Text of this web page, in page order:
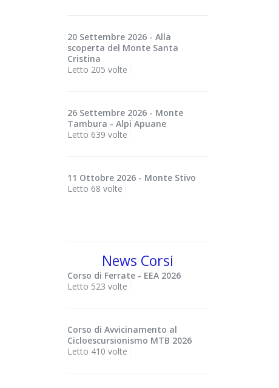
20 Settembre 2026 - Alla
scoperta del Monte Santa
Cristina
Letto 205 volte
26 Settembre 2026 - Monte
Tambura - Alpi Apuane
Letto 639 volte
11 Ottobre 2026 - Monte Stivo
Letto 68 volte
News Corsi
Corso di Ferrate - EEA 2026
Letto 523 volte
Corso di Avvicinamento al
Cicloescursionismo MTB 2026
Letto 410 volte